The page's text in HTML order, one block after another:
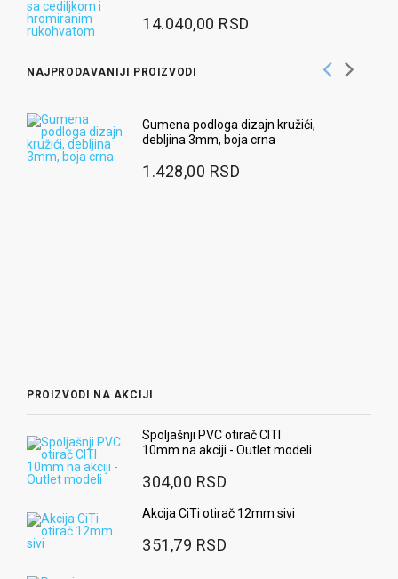
14.040,00 RSD
NAJPRODAVANIJI PROIZVODI
Gumena podloga dizajn kružići,
debljina 3mm, boja crna
1.428,00 RSD
PROIZVODI NA AKCIJI
Spoljašnji PVC otirač CITI
10mm na akciji - Outlet modeli
304,00 RSD
Akcija CiTi otirač 12mm sivi
351,79 RSD